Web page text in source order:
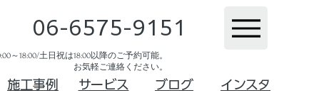
06-6575-9151
～18:00/土日祝は18:00以降のご予約可能。
お気軽ご連絡ください。​
​施工事例 サービス ブログ インスタ